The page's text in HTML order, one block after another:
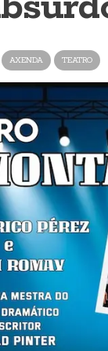
AXENDA TEATRO